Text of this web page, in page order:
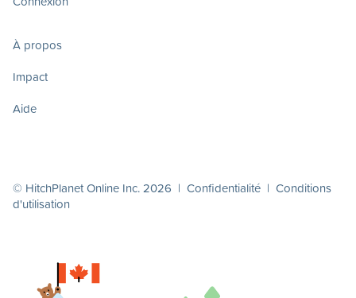
À propos
Impact
Aide
© HitchPlanet Online Inc. 2026 | Confidentialité | Conditions
d'utilisation